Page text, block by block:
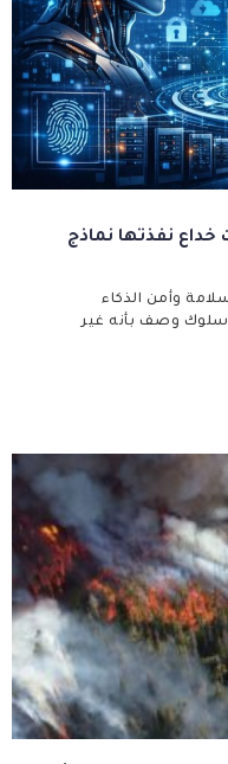
نفذتها نماذج
وأمن الذكاء
سلوك وصف بأنه غير